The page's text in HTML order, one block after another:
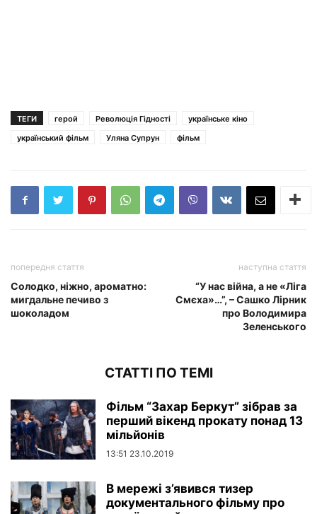
ТЕГИ герой Революція Гідності
українське кіно
український фільм
Уляна Супрун фільм
попередня стаття
Солодко, ніжно, ароматно:
мигдальне печиво з
шоколадом
наступна стаття
“У нас війна, а не «Ліга
Смєха»…”, – Сашко Лірник
про Володимира
Зеленського
СТАТТІ ПО ТЕМІ
Фільм “Захар Беркут” зібрав за
перший вікенд прокату понад 13
мільйонів
13:51 23.10.2019
В мережі з’явився тизер
документального фільму про